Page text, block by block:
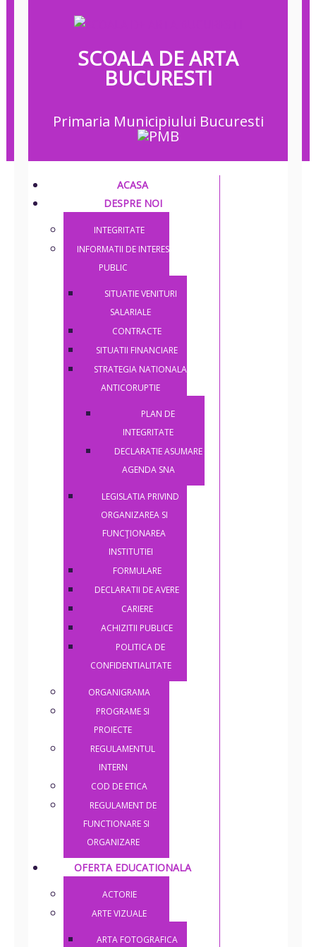
SCOALA DE ARTA
BUCURESTI
Primaria Municipiului Bucuresti
ACASA
DESPRE NOI
INTEGRITATE
INFORMATII DE INTERES
PUBLIC
SITUATIE VENITURI
SALARIALE
CONTRACTE
SITUATII FINANCIARE
STRATEGIA NATIONALA
ANTICORUPTIE
PLAN DE
INTEGRITATE
DECLARATIE ASUMARE
AGENDA SNA
LEGISLATIA PRIVIND
ORGANIZAREA SI
FUNCŢIONAREA
INSTITUTIEI
FORMULARE
DECLARATII DE AVERE
CARIERE
ACHIZITII PUBLICE
POLITICA DE
CONFIDENTIALITATE
ORGANIGRAMA
PROGRAME SI
PROIECTE
REGULAMENTUL
INTERN
COD DE ETICA
REGULAMENT DE
FUNCTIONARE SI
ORGANIZARE
OFERTA EDUCATIONALA
ACTORIE
ARTE VIZUALE
ARTA FOTOGRAFICA